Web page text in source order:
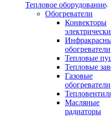
Тепловое оборудование
Обогреватели
Конвекторы
обогреватели
Тепловые
Тепловые
Газовые
обогреватели
Масляные
радиаторы